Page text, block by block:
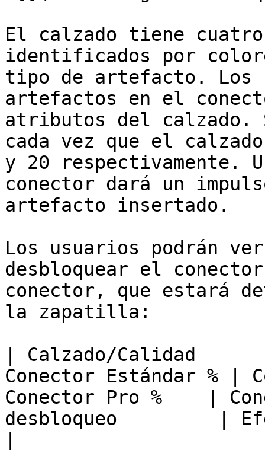
El calzado tiene
identificados por
tipo de artefacto. Los
artefactos en el
atributos del calzado.
cada vez que el
y 20 respectivamente.
conector dará un
artefacto insertado.
Los usuarios podrán
desbloquear el
conector, que estará
la zapatilla:
| Calzado/Calidad
Conector Estándar % |
Conector Pro %    |
desbloqueo         |